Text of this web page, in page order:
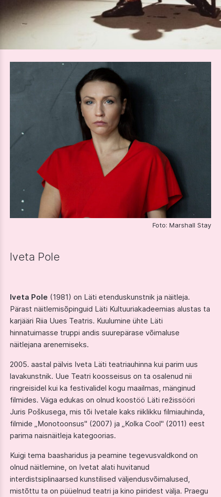
Foto: Marshall Stay
Iveta Pole
Iveta Pole (1981) on Läti etenduskunstnik ja näitleja.
Pärast näitlemisõpinguid Läti Kultuuriakadeemias alustas ta
karjääri Riia Uues Teatris. Kuulumine ühte Läti
hinnatuimasse truppi andis suurepärase võimaluse
näitlejana arenemiseks.
2005. aastal pälvis Iveta Läti teatriauhinna kui parim uus
lavakunstnik. Uue Teatri koosseisus on ta osalenud nii
ringreisidel kui ka festivalidel kogu maailmas, mänginud
filmides. Väga edukas on olnud koostöö Läti režissööri
Juris Poškusega, mis tõi Ivetale kaks riiklikku filmiauhinda,
filmide „Monotoonsus" (2007) ja „Kolka Cool" (2011) eest
parima naisnäitleja kategoorias.
Kuigi tema baasharidus ja peamine tegevusvaldkond on
olnud näitlemine, on Ivetat alati huvitanud
interdistsiplinaarsed kunstilised väljendusvõimalused,
mistõttu ta on püüelnud teatri ja kino piiridest välja. Praegu